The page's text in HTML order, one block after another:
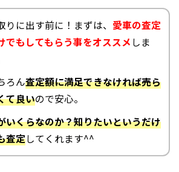
りに出す前に！まずは、 愛車の査定
でもしてもらう事をオススメ しま
ろん査定額に満足できなければ売ら
て良いので安心。
いくらなのか？知りたいというだけ
査定してくれます^^